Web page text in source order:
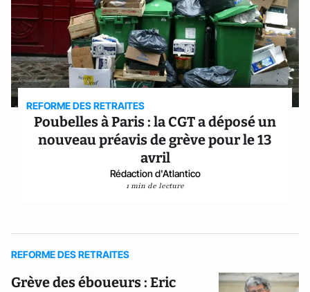
REFORME DES RETRAITES
Poubelles à Paris : la CGT a déposé un
nouveau préavis de grève pour le 13
avril
Rédaction d'Atlantico
1 min de lecture
REFORME DES RETRAITES
Grève des éboueurs : Eric